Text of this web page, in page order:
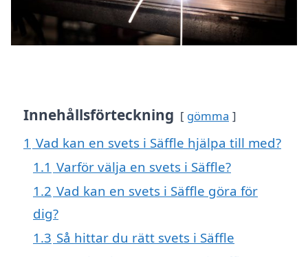
Innehållsförteckning gömma
1 Vad kan en svets i Säffle hjälpa till med?
1.1 Varför välja en svets i Säffle?
1.2 Vad kan en svets i Säffle göra för
dig?
1.3 Så hittar du rätt svets i Säffle